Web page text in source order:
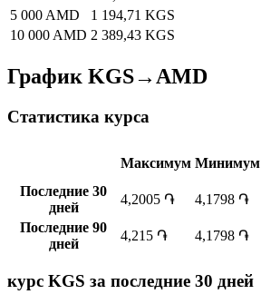
5 000 AMD
1 194,71 KGS
10 000 AMD 2 389,43 KGS
График KGS→AMD
Статистика курса
Максимум Минимум
Последние 30
дней
4,2005 ֏ 4,1798 ֏
Последние 90
дней
4,215 ֏ 4,1798 ֏
курс KGS за последние 30 дней